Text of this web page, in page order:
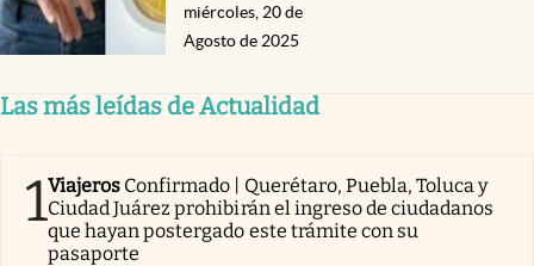
miércoles, 20 de
Agosto de 2025
Las más leídas de Actualidad
1Viajeros Confirmado | Querétaro, Puebla, Toluca y
Ciudad Juárez prohibirán el ingreso de ciudadanos
que hayan postergado este trámite con su
pasaporte